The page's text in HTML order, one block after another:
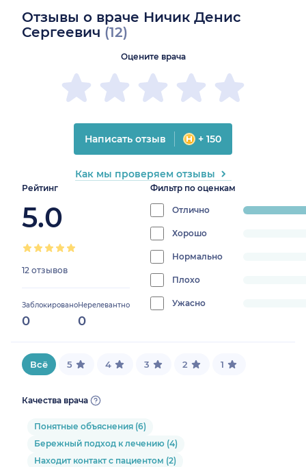
Отзывы о враче Ничик Денис
Сергеевич (12)
Рейтинг
5.0
12 отзывов
Заблокировано
0
Нерелевантно
0
Фильтр по оценкам
Отлично
progress:
Хорошо
0%
Нормально
0%
Плохо
0%
Ужасно
progress:
Оцените врача
Написать отзыв + 150
Как мы проверяем отзывы
Всё 5 4 3 2 1
Качества врача
Понятные объяснения (6)
Бережный подход к лечению (4)
Находит контакт с пациентом (2)